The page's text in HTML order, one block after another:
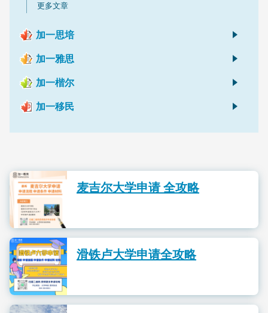
更多文章
加一思培
加一雅思
雅思阅读技巧
加一楷尔
加一移民
BC PNP 留学生 移民
更多文章
麦吉尔大学申请 全攻略
滑铁卢大学申请全攻略